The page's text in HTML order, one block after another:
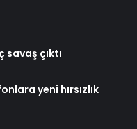
savaş çıktı
yeni hırsızlık